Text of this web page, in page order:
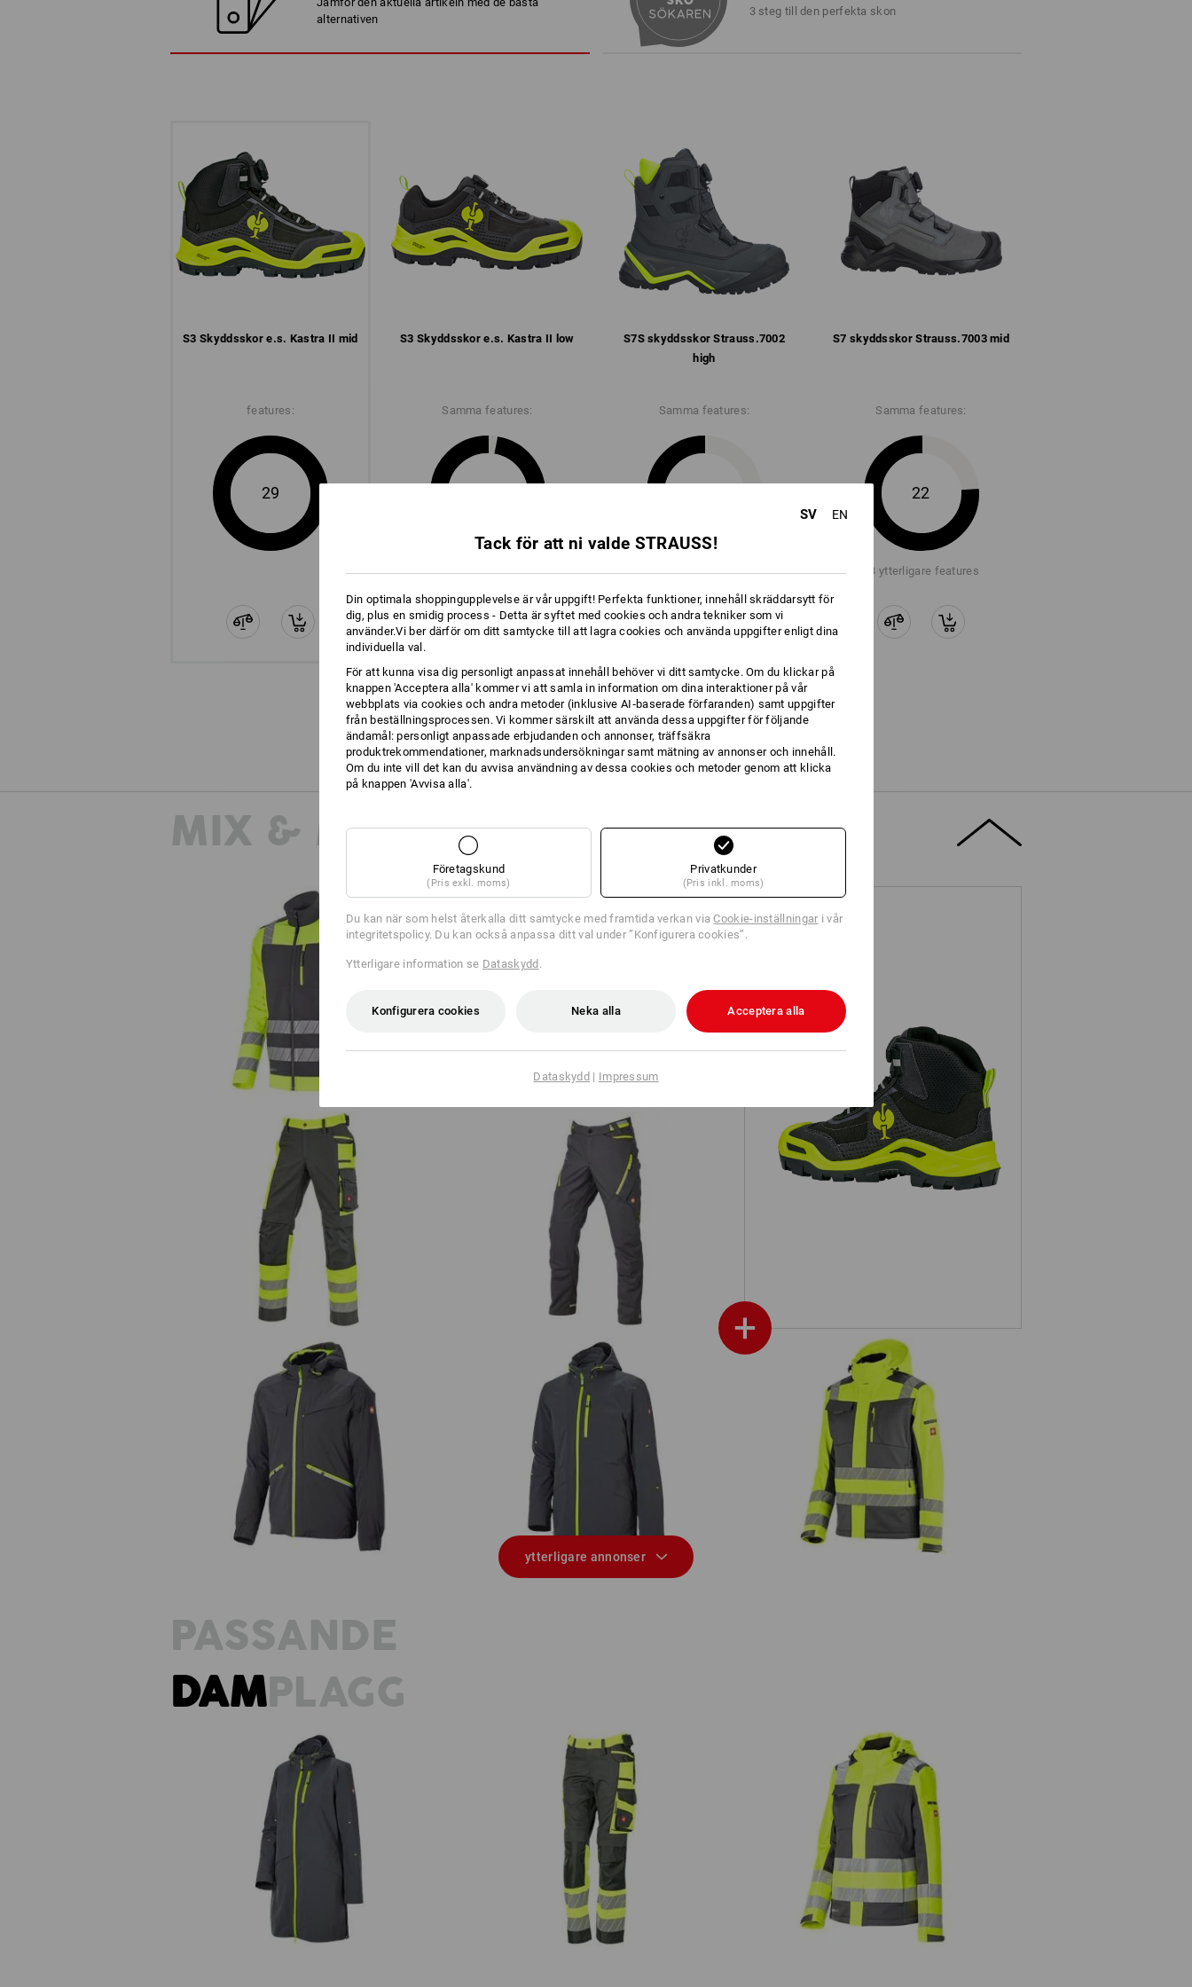
läderfri utrustning
smutsen tränger inte in, tack vare sluten plöskonstruktion
urtagbar, heltäckande iläggssula, anatomiskt formad
gram vid storlek
Andningsaktiva skor fungerar endast med funktionssockor. Bomullssockor
lagrar fukt. Funktionssockor däremot transporterar bort fukten från foten utåt.
Här verkar ett andningsaktivt skomembran som leder bort fukten ur skon.
Principen med andningsaktiva skor fungerar alltså endast med andningsaktiva
sockor. Endast en kombination av funktionssockor och andningsaktiva skor
leder bort transpirationen effektivt. Så fungerar principen med andningsaktivitet.
Klicka på knappen "Informationsblad" för ytterligare information.
alternativen
3 steg till den perfekta skon
S3 Skyddsskor e.s. Kastra II mid
features:
29
S3 Skyddsskor e.s. Kastra II low
S7S ­skyddsskor Strauss.​7002
high
S7 ­skyddsskor Strauss.​7003 mid
Samma features: Samma features:
+4 ytterligare features
Samma features:
22
+3 ytterligare features
Jämför alla detaljer
MIX & MATCH
S3 Skyddsskor e.s. Kastra II mid
+
Varseljacka softshell e.s.motion 24/7
Varselmidjebyxa e.s.motion 24/7 Midjebyxa e.s.ambition
Vinterjacka e.s.ambition 3 i 1 funktionsjacka e.s.ambition
Varsel vinter softshelljacka e.s.motion
ytterligare annonser
PASSANDE
DAMPLAGG
3 i 1 funktionsjacka e.s.ambition, dam Varselmidjebyxa e.s.motion 24/7, dam
Varsel vinter softshelljacka e.s.motion
24/7, dam
SV EN
Tack för att ni valde STRAUSS!
Din optimala shoppingupplevelse är vår uppgift! Perfekta funktioner, innehåll skräddarsytt för
dig, plus en smidig process - Detta är syftet med cookies och andra tekniker som vi
använder.Vi ber därför om ditt samtycke till att lagra cookies och använda uppgifter enligt dina
individuella val.
För att kunna visa dig personligt anpassat innehåll behöver vi ditt samtycke. Om du klickar på
knappen 'Acceptera alla' kommer vi att samla in information om dina interaktioner på vår
webbplats via cookies och andra metoder (inklusive AI‑baserade förfaranden) samt uppgifter
från beställningsprocessen. Vi kommer särskilt att använda dessa uppgifter för följande
ändamål: personligt anpassade erbjudanden och annonser, träffsäkra
produktrekommendationer, marknadsundersökningar samt mätning av annonser och innehåll.
Om du inte vill det kan du avvisa användning av dessa cookies och metoder genom att klicka
på knappen 'Avvisa alla'.
Företagskund
(Pris exkl. moms)
Privatkunder
(Pris inkl. moms)
Du kan när som helst återkalla ditt samtycke med framtida verkan viaCookie-inställningar i vår
integritetspolicy. Du kan också anpassa ditt val under ”Konfigurera cookies”.
Ytterligare information se Dataskydd.
Konfigurera cookies Neka alla Acceptera alla
Dataskydd | Impressum